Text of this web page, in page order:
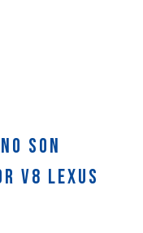
son
V8 Lexus